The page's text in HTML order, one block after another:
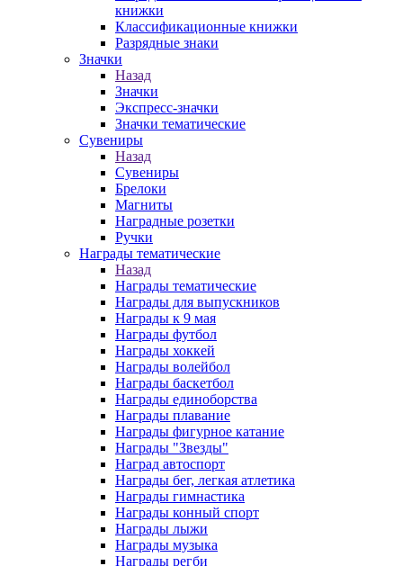
книжки
Классификационные книжки
Разрядные знаки
Значки
Назад
Значки
Экспресс-значки
Значки тематические
Сувениры
Назад
Сувениры
Брелоки
Магниты
Наградные розетки
Ручки
Награды тематические
Назад
Награды тематические
Награды для выпускников
Награды к 9 мая
Награды футбол
Награды хоккей
Награды волейбол
Награды баскетбол
Награды единоборства
Награды плавание
Награды фигурное катание
Награды "Звезды"
Наград автоспорт
Награды бег, легкая атлетика
Награды гимнастика
Награды конный спорт
Награды лыжи
Награды музыка
Награды регби